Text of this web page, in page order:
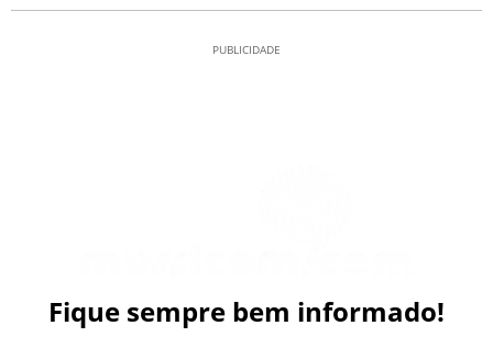
PUBLICIDADE
Fique sempre bem informado!